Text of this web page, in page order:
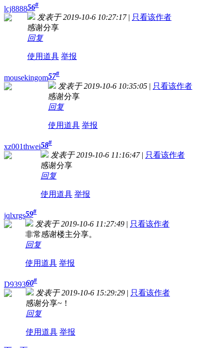
lcj888856#
发表于 2019-10-6 10:27:17 | 只看该作者
感谢分享
回复
使用道具 举报
mousekingom57#
发表于 2019-10-6 10:35:05 | 只看该作者
感谢分享
回复
使用道具 举报
xz001thwei58#
发表于 2019-10-6 11:16:47 | 只看该作者
感谢分享
回复
使用道具 举报
jqlxrgs59#
发表于 2019-10-6 11:27:49 | 只看该作者
非常感谢楼主分享。
回复
使用道具 举报
D939360#
发表于 2019-10-6 15:29:29 | 只看该作者
感谢分享~！
回复
使用道具 举报